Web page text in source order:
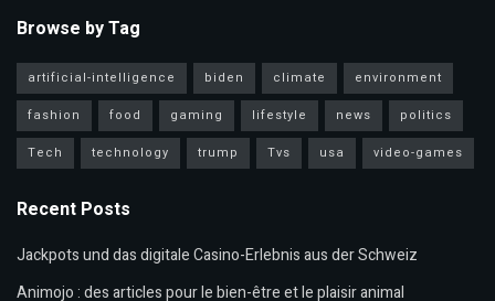
Browse by Tag
artificial-intelligence biden climate
environment
fashion
food gaming lifestyle news
politics
Tech
technology trump Tvs usa video-games
Recent Posts
Jackpots und das digitale Casino-Erlebnis aus der Schweiz
Animojo : des articles pour le bien-être et le plaisir animal